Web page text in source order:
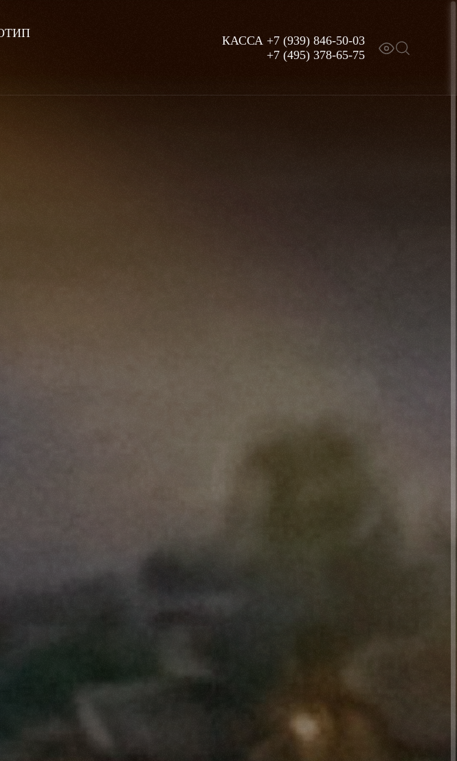
КАССА +7 (939) 846-50-03
+7 (495) 378-65-75